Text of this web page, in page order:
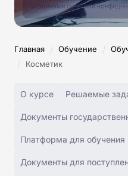
условиями политики
Главная / Обучение /
/ Косметик
О курсе Решаемые
Документы
Платформа для обучения
Документы для